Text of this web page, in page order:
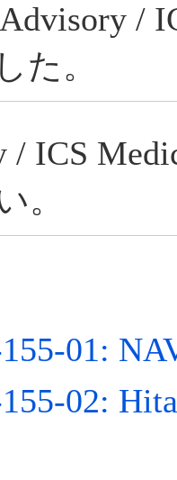
/
た。
/ ICS
。
01:
02: